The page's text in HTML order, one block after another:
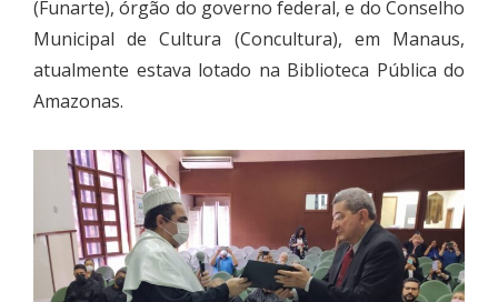
(Funarte), órgão do governo federal, e do Conselho
Municipal de Cultura (Concultura), em Manaus,
atualmente estava lotado na Biblioteca Pública do
Amazonas.